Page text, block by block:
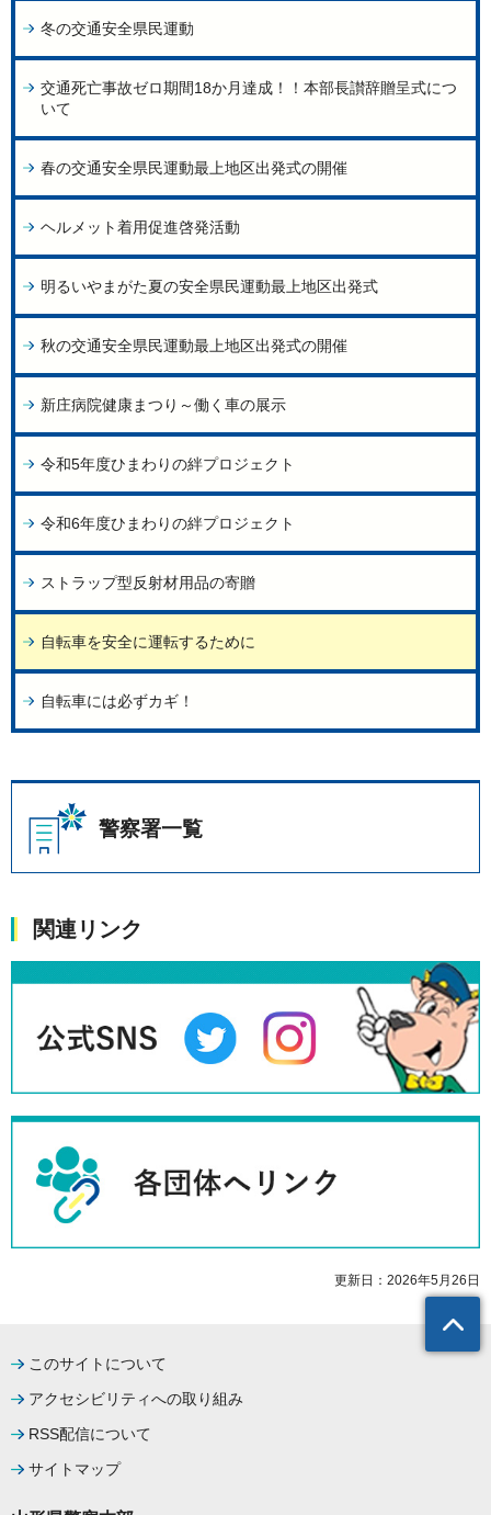
冬の交通安全県民運動
交通死亡事故ゼロ期間18か月達成！！本部長讃辞贈呈式につ
いて
春の交通安全県民運動最上地区出発式の開催
ヘルメット着用促進啓発活動
明るいやまがた夏の安全県民運動最上地区出発式
秋の交通安全県民運動最上地区出発式の開催
新庄病院健康まつり～働く車の展示
令和5年度ひまわりの絆プロジェクト
令和6年度ひまわりの絆プロジェクト
ストラップ型反射材用品の寄贈
自転車を安全に運転するために
自転車には必ずカギ！
警察署一覧
関連リンク
更新日：2026年5月26日
このサイトについて
アクセシビリティへの取り組み
RSS配信について
サイトマップ